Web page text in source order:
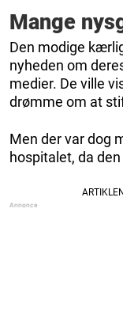
Mange
Den modige
nyheden om
medier. De ville
drømme om at
Men der var dog
hospitalet, da